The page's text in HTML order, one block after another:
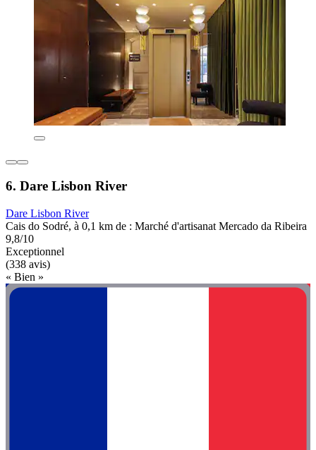
6. Dare Lisbon River
Dare Lisbon River
Cais do Sodré, à 0,1 km de : Marché d'artisanat Mercado da Ribeira
9,8/10
Exceptionnel
(338 avis)
« Bien »